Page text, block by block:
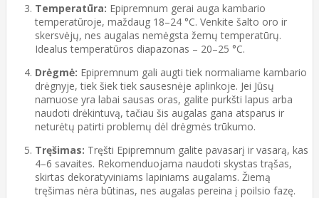
Temperatūra: Epipremnum gerai auga kambario
temperatūroje, maždaug 18–24 °C. Venkite šalto oro ir
skersvėjų, nes augalas nemėgsta žemų temperatūrų.
Idealus temperatūros diapazonas – 20–25 °C.
Drėgmė: Epipremnum gali augti tiek normaliame kambario
drėgnyje, tiek šiek tiek sausesnėje aplinkoje. Jei Jūsų
namuose yra labai sausas oras, galite purkšti lapus arba
naudoti drėkintuvą, tačiau šis augalas gana atsparus ir
neturėtų patirti problemų dėl drėgmės trūkumo.
Tręšimas: Tręšti Epipremnum galite pavasarį ir vasarą, kas
4–6 savaites. Rekomenduojama naudoti skystas trąšas,
skirtas dekoratyviniams lapiniams augalams. Žiemą
tręšimas nėra būtinas, nes augalas pereina į poilsio fazę.